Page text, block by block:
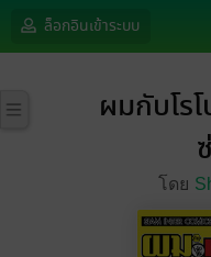
ล็อกอินเข้าระบบ
ผมกับโร
โดย